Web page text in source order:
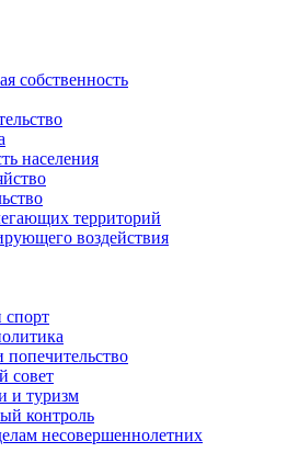
собственность
населения
территорий
воздействия
спорт
попечительство
совет
и туризм
контроль
несовершеннолетних